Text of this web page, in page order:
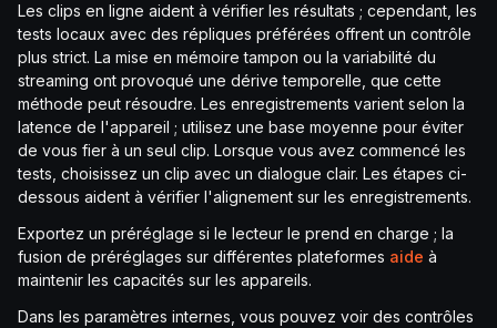
Les clips en ligne aident à vérifier les résultats ; cependant, les
tests locaux avec des répliques préférées offrent un contrôle
plus strict. La mise en mémoire tampon ou la variabilité du
streaming ont provoqué une dérive temporelle, que cette
méthode peut résoudre. Les enregistrements varient selon la
latence de l'appareil ; utilisez une base moyenne pour éviter
de vous fier à un seul clip. Lorsque vous avez commencé les
tests, choisissez un clip avec un dialogue clair. Les étapes ci-
dessous aident à vérifier l'alignement sur les enregistrements.
Exportez un préréglage si le lecteur le prend en charge ; la
fusion de préréglages sur différentes plateformes aide à
maintenir les capacités sur les appareils.
Dans les paramètres internes, vous pouvez voir des contrôles